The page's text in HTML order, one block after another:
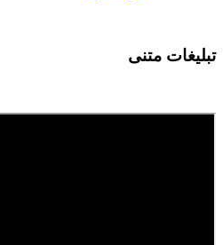
تبلیغات متنی